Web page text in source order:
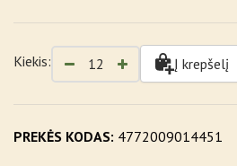
PREKĖS KODAS: 4772009014451
Kiekis: Į krepšelį